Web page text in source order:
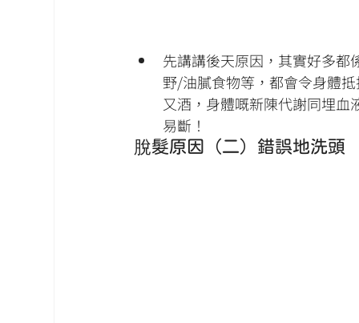
先講講後天原因，其實好多都
野/油膩食物等，都會令身體
又酒，身體嘅新陳代謝同埋血
易斷！
脫髮原因（二）錯誤地洗頭